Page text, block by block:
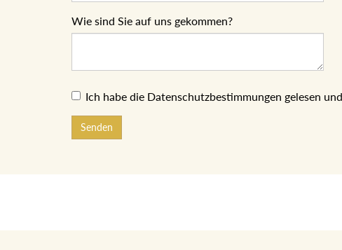
Wie sind Sie auf uns gekommen?
Ich habe die Datenschutzbestimmungen gelesen
Senden